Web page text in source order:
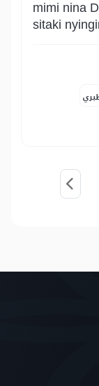
mimi nina
sitaki